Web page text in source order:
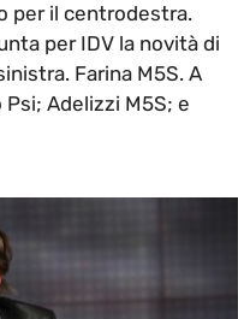
per il centrodestra.
per IDV la novità di
Farina M5S. A
Psi; Adelizzi M5S; e